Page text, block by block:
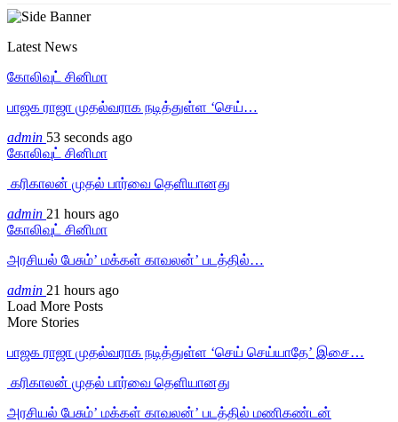
Latest News
கோலிவுட் சினிமா
பாஜக ராஜா முதல்வராக நடித்துள்ள ‘செய்…
admin 53 seconds ago
கோலிவுட் சினிமா
‎ கரிகாலன் முதல் பார்வை தெளியானது
admin 21 hours ago
கோலிவுட் சினிமா
அரசியல் பேசும்’ மக்கள் காவலன்’ படத்தில்…
admin 21 hours ago
Load More Posts
More Stories
பாஜக ராஜா முதல்வராக நடித்துள்ள ‘செய் செய்யாதே’ இசை…
‎ கரிகாலன் முதல் பார்வை தெளியானது
அரசியல் பேசும்’ மக்கள் காவலன்’ படத்தில் மணிகண்டன்